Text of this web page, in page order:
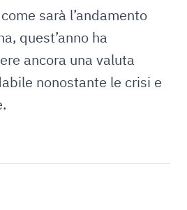
sarà l’andamento
quest’anno ha
ancora una valuta
nonostante le crisi e